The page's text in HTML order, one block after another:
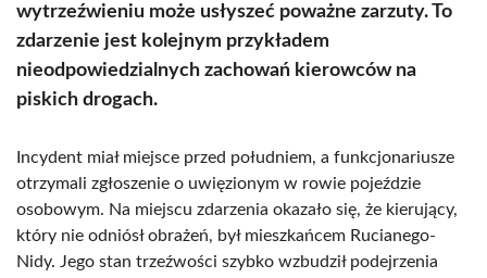
wytrzeźwieniu może usłyszeć poważne zarzuty. To
zdarzenie jest kolejnym przykładem
nieodpowiedzialnych zachowań kierowców na
piskich drogach.
Incydent miał miejsce przed południem, a funkcjonariusze
otrzymali zgłoszenie o uwięzionym w rowie pojeździe
osobowym. Na miejscu zdarzenia okazało się, że kierujący,
który nie odniósł obrażeń, był mieszkańcem Rucianego-
Nidy. Jego stan trzeźwości szybko wzbudził podejrzenia